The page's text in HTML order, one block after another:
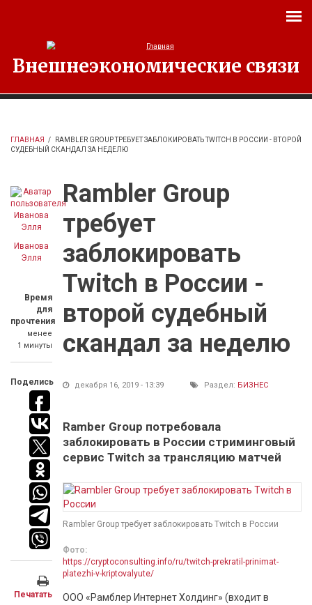
Внешнеэкономические связи
ГЛАВНАЯ /
RAMBLER GROUP ТРЕБУЕТ ЗАБЛОКИРОВАТЬ TWITCH В РОССИИ - ВТОРОЙ
СУДЕБНЫЙ СКАНДАЛ ЗА НЕДЕЛЮ
Иванова
Элля
Время
для
прочтения
менее
1 минуты
Поделись
Печатать
Rambler Group
требует
заблокировать
Twitch в России -
второй судебный
скандал за неделю
декабря 16, 2019 - 13:39 Раздел: БИЗНЕС
Ramber Group потребовала
заблокировать в России стриминговый
сервис Twitch за трансляцию матчей
Rambler Group требует заблокировать Twitch в России
Фото:
https://cryptoconsulting.info/ru/twitch-prekratil-prinimat-
platezhi-v-kriptovalyute/
ООО «Рамблер Интернет Холдинг» (входит в